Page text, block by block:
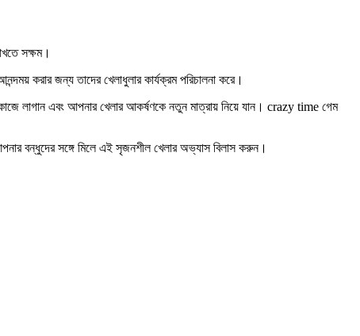
সক্ষম।
করার জন্য তাদের খেলাধুলার কার্যক্রম পরিচালনা করে।
লাগান এবং আপনার খেলার আকর্ষণকে নতুন মাত্রায় নিয়ে যান। crazy time গেম
বন্ধুদের সঙ্গে মিলে এই সৃজনশীল খেলার অভ্যাস বিলাস করুন।